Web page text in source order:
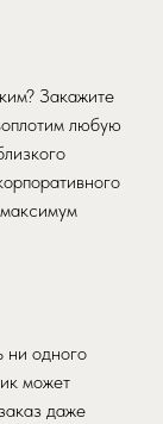
Закажите
любую
ни одного
может
даже